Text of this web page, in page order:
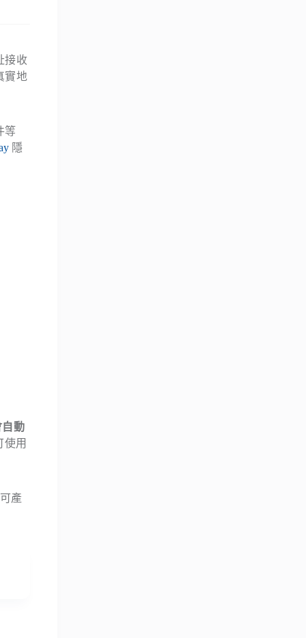
接收
實地
等
隱
自動
使用
產